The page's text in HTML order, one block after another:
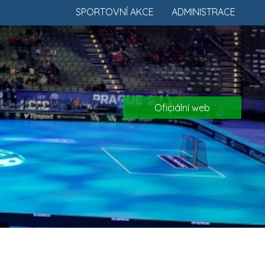
ADMINISTRACE
SPORTOVNÍ AKCE
Oficiální web